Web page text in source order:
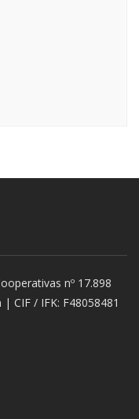
nº 17.898
CIF / IFK: F48058481